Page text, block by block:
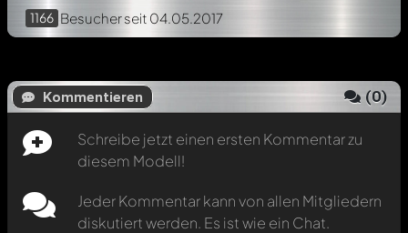
1166 Besucherseit 04.05.2017
Kommentieren (0)
Schreibe jetzt einen ersten Kommentar zu
diesem Modell!
Jeder Kommentar kann von allen Mitgliedern
diskutiert werden. Es ist wie ein Chat.